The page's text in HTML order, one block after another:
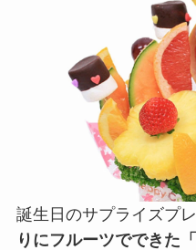
誕生日のサプライズプ
りにフルーツでできた